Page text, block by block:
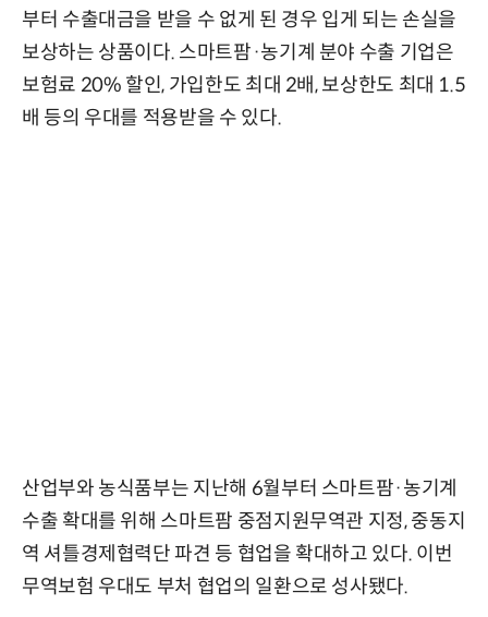
부터 수출대금을 받을 수 없게 된 경우 입게 되는 손실을
보상하는 상품이다. 스마트팜·농기계 분야 수출 기업은
보험료 20% 할인, 가입한도 최대 2배, 보상한도 최대 1.5
배 등의 우대를 적용받을 수 있다.
산업부와 농식품부는 지난해 6월부터 스마트팜·농기계
수출 확대를 위해 스마트팜 중점지원무역관 지정, 중동지
역 셔틀경제협력단 파견 등 협업을 확대하고 있다. 이번
무역보험 우대도 부처 협업의 일환으로 성사됐다.